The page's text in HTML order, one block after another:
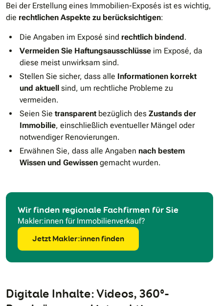
Bei der Erstellung eines Immobilien-Exposés ist es wichtig,
die rechtlichen Aspekte zu berücksichtigen:
Die Angaben im Exposé sind rechtlich bindend.
Vermeiden Sie Haftungsausschlüsse im Exposé, da
diese meist unwirksam sind.
Stellen Sie sicher, dass alle Informationen korrekt
und aktuell sind, um rechtliche Probleme zu
vermeiden.
Seien Sie transparent bezüglich des Zustands der
Immobilie, einschließlich eventueller Mängel oder
notwendiger Renovierungen.
Erwähnen Sie, dass alle Angaben nach bestem
Wissen und Gewissen gemacht wurden.
Wir finden regionale Fachfirmen für Sie
Makler:innen für Immobilienverkauf?
Jetzt Makler:innen finden
Digitale Inhalte: Videos, 360°-